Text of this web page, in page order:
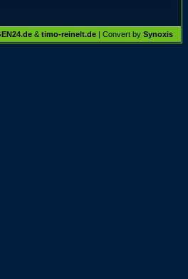
& timo-reinelt.de | Convert by Synoxis